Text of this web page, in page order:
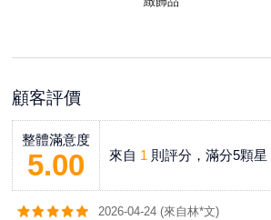
顧客評價
整體滿意度
5.00 來自 1 則評分，滿分5顆星
2026-04-24 (來自林*文)